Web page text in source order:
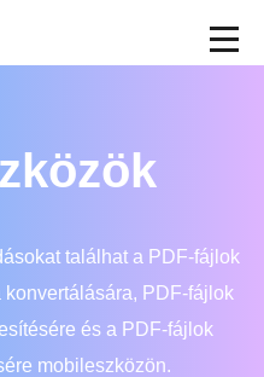
találhat a PDF-fájlok
konvertálására, PDF-fájlok
és a PDF-fájlok
mobileszközön.